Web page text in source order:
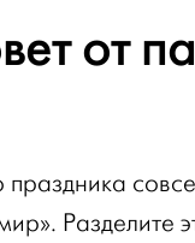
от
праздника
Разделите